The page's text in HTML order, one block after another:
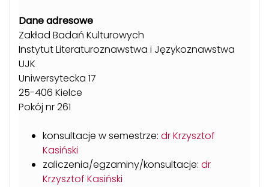
Dane adresowe
Zakład Badań Kulturowych
Instytut Literaturoznawstwa i Językoznawstwa
UJK
Uniwersytecka 17
25-406 Kielce
Pokój nr 261
konsultacje w semestrze: dr Krzysztof
Kasiński
zaliczenia/egzaminy/konsultacje: dr
Krzysztof Kasiński